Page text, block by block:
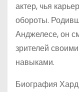
актер, чья
обороты.
Анджелесе, он
зрителей
навыками.
Биография